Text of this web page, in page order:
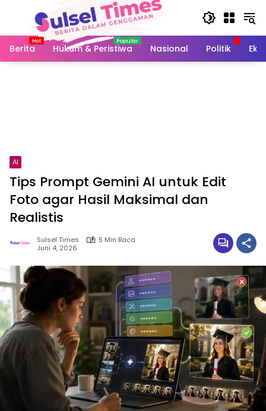
Berita
Hukum & Peristiwa Nasional Politik
AI
Tips Prompt Gemini AI untuk Edit
Foto agar Hasil Maksimal dan
Realistis
Sulsel Times
5 Min Baca
Juni 4, 2026